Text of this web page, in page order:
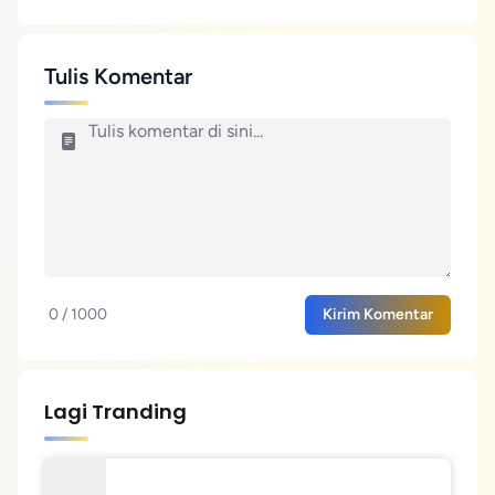
Tulis Komentar
0 / 1000 Kirim Komentar
Lagi Tranding